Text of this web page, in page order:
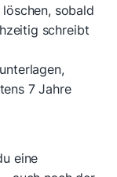
sobald
schreibt
7 Jahre
eine